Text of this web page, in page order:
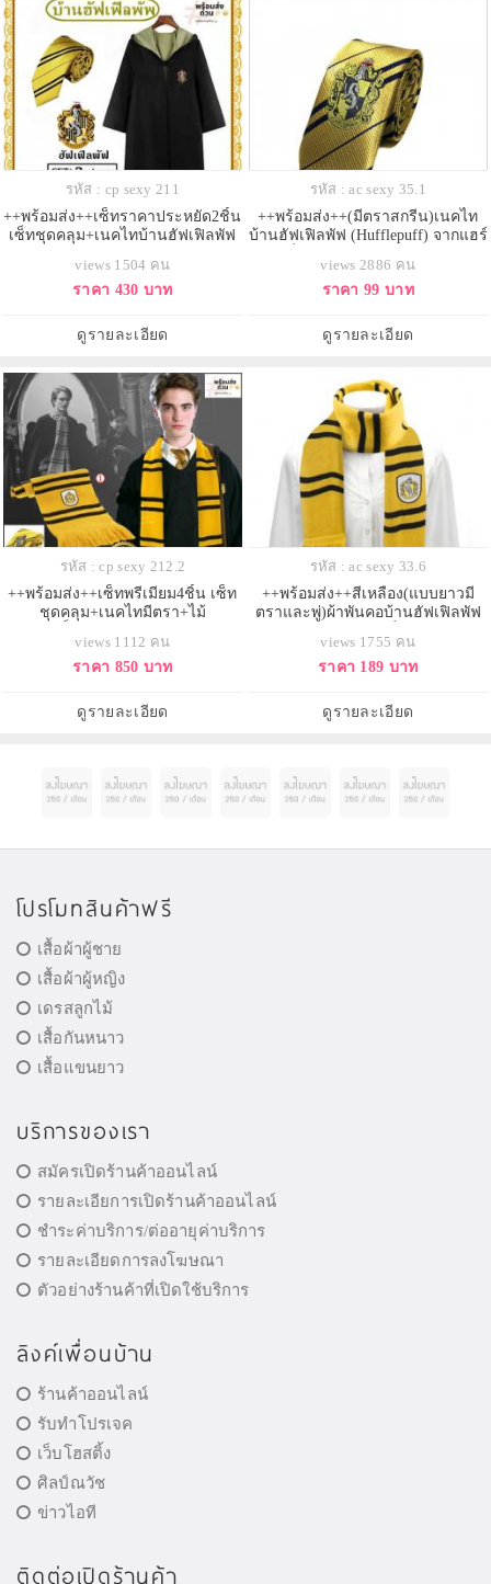
รหัส : cp sexy 211
++พร้อมส่ง++เซ็ทราคาประหยัด2ชิ้น
เซ็ทชุดคลุม+เนคไทบ้านฮัฟเฟิลพัฟ
แฮรี่พอตเตอร์
views 1504 คน
ราคา 430 บาท
ดูรายละเอียด
รหัส : ac sexy 35.1
++พร้อมส่ง++(มีตราสกรีน)เนคไท
บ้านฮัฟเฟิลพัฟ (Hufflepuff) จากแฮร์
views 2886 คน
ราคา 99 บาท
ดูรายละเอียด
รหัส : cp sexy 212.2
++พร้อมส่ง++เซ็ทพรีเมียม4ชิ้น เซ็ท
ชุดคลุม+เนคไทมีตรา+ไม้
(Hufflepuff) แห่งฮอกวอตส์ ชุดคลุม
แฮรี่พอตเตอร์
views 1112 คน
ราคา 850 บาท
ดูรายละเอียด
รหัส : ac sexy 33.6
++พร้อมส่ง++สีเหลือง(แบบยาวมี
ตราและพู่)ผ้าพันคอบ้านฮัฟเฟิลพัฟ
พันคอสีดำเหลือง
views 1755 คน
ราคา 189 บาท
ดูรายละเอียด
โปรโมทสินค้าฟรี
เสื้อผ้าผู้ชาย
เสื้อผ้าผู้หญิง
เดรสลูกไม้
เสื้อกันหนาว
เสื้อแขนยาว
บริการของเรา
สมัครเปิดร้านค้าออนไลน์
รายละเอียการเปิดร้านค้าออนไลน์
ชำระค่าบริการ/ต่ออายุค่าบริการ
รายละเอียดการลงโฆษณา
ตัวอย่างร้านค้าที่เปิดใช้บริการ
ลิงค์เพื่อนบ้าน
ร้านค้าออนไลน์
รับทำโปรเจค
เว็บโฮสติ้ง
ศิลป์ณวัช
ข่าวไอที
ติดต่อเปิดร้านค้า